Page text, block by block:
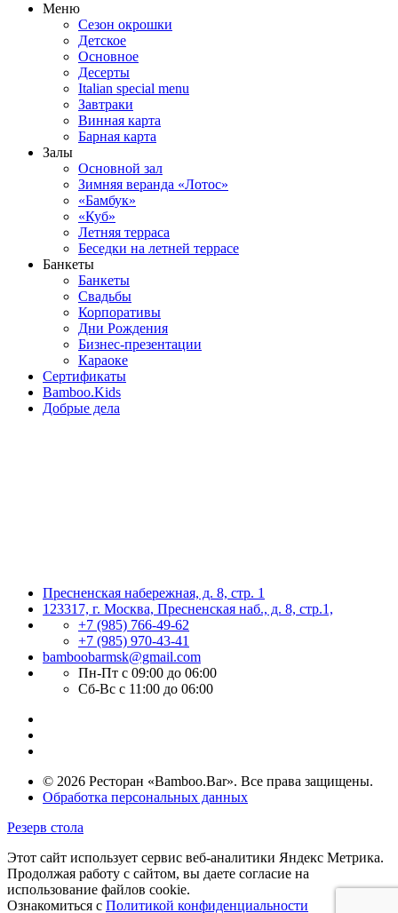
Меню
Сезон окрошки
Детское
Основное
Десерты
Italian special menu
Завтраки
Винная карта
Барная карта
Залы
Основной зал
Зимняя веранда «Лотос»
«Бамбук»
«Куб»
Летняя терраса
Беседки на летней террасе
Банкеты
Банкеты
Свадьбы
Корпоративы
Дни Рождения
Бизнес-презентации
Караоке
Сертификаты
Bamboo.Kids
Добрые дела
Пресненская набережная, д. 8, стр. 1
123317, г. Москва, Пресненская наб., д. 8, стр.1,
+7 (985) 766-49-62
+7 (985) 970-43-41
bamboobarmsk@gmail.com
Пн-Пт с 09:00 до 06:00
Сб-Вс с 11:00 до 06:00
© 2026 Ресторан «Bamboo.Bar». Все права защищены.
Обработка персональных данных
Резерв стола
Этот сайт использует сервис веб-аналитики Яндекс Метрика.
Продолжая работу с сайтом, вы даете согласие на
использование файлов cookie.
Ознакомиться с Политикой конфиденциальности